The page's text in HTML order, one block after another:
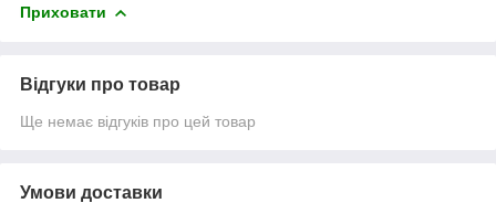
Приховати
Відгуки про товар
Ще немає відгуків про цей товар
Умови доставки